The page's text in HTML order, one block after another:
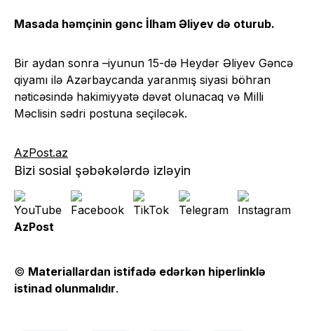
Masada həmçinin gənc İlham Əliyev də oturub.
Bir aydan sonra –iyunun 15-də Heydər Əliyev Gəncə
qiyamı ilə Azərbaycanda yaranmış siyasi böhran
nəticəsində hakimiyyətə dəvət olunacaq və Milli
Məclisin sədri postuna seçiləcək.
AzPost.az
Bizi sosial şəbəkələrdə izləyin
AzPost
© Materiallardan istifadə edərkən hiperlinklə
istinad olunmalıdır.